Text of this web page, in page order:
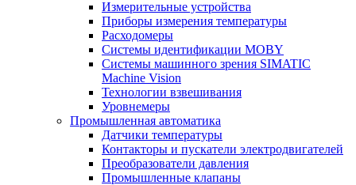
Измерительные устройства
Приборы измерения температуры
Расходомеры
Системы идентификации MOBY
Системы машинного зрения SIMATIC
Machine Vision
Технологии взвешивания
Уровнемеры
Промышленная автоматика
Датчики температуры
Контакторы и пускатели электродвигателей
Преобразователи давления
Промышленные клапаны